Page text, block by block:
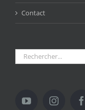
Contact
Rechercher: